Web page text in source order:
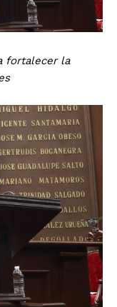
fortalecer la